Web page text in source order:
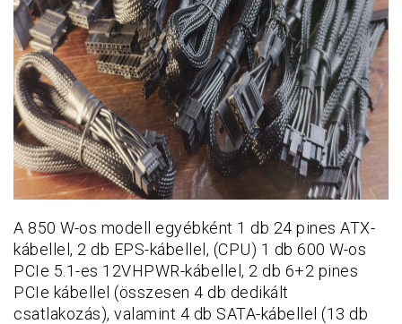
A 850 W-os modell egyébként 1 db 24 pines ATX-
kábellel, 2 db EPS-kábellel, (CPU) 1 db 600 W-os
PCIe 5.1-es 12VHPWR-kábellel, 2 db 6+2 pines
PCIe kábellel (összesen 4 db dedikált
csatlakozás), valamint 4 db SATA-kábellel (13 db